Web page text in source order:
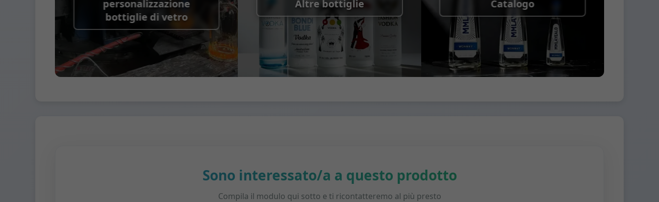
personalizzazione
bottiglie di vetro
Altre bottiglie Catalogo
Sono interessato/a a questo prodotto
Compila il modulo qui sotto e ti ricontatteremo al più presto